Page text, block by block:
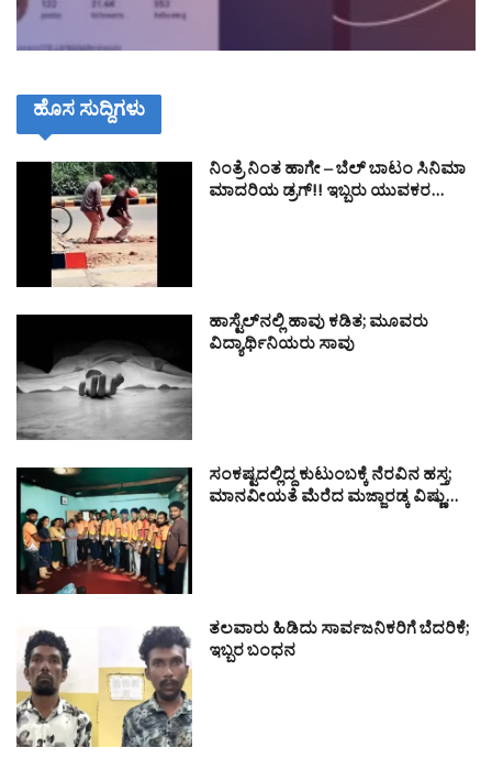
ಹೊಸ ಸುದ್ದಿಗಳು
ನಿಂತ್ರೆ ನಿಂತ ಹಾಗೇ – ಬೆಲ್ ಬಾಟಂ ಸಿನಿಮಾ
ಮಾದರಿಯ ಡ್ರಗ್!! ಇಬ್ಬರು ಯುವಕರ…
ಹಾಸ್ಟೆಲ್‌ನಲ್ಲಿ ಹಾವು ಕಡಿತ; ಮೂವರು
ವಿದ್ಯಾರ್ಥಿನಿಯರು ಸಾವು
ಸಂಕಷ್ಟದಲ್ಲಿದ್ದ ಕುಟುಂಬಕ್ಕೆ ನೆರವಿನ ಹಸ್ತ;
ಮಾನವೀಯತೆ ಮೆರೆದ ಮಜ್ಜಾರಡ್ಕ ವಿಷ್ಣು…
ತಲವಾರು ಹಿಡಿದು ಸಾರ್ವಜನಿಕರಿಗೆ ಬೆದರಿಕೆ;
ಇಬ್ಬರ ಬಂಧನ